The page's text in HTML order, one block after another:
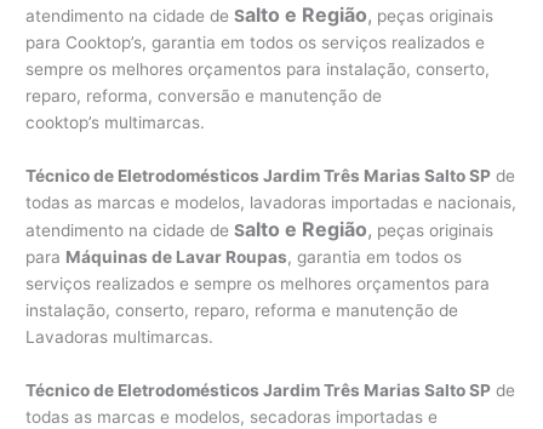
atendimento na cidade deSalto e Região, peças originais
para Cooktop’s, garantia em todos os serviços realizados e
sempre os melhores orçamentos para instalação, conserto,
reparo, reforma, conversão e manutenção de
cooktop’s multimarcas.
Técnico de Eletrodomésticos Jardim Três Marias Salto SP de
todas as marcas e modelos, lavadoras importadas e nacionais,
atendimento na cidade deSalto e Região, peças originais
para Máquinas de Lavar Roupas, garantia em todos os
serviços realizados e sempre os melhores orçamentos para
instalação, conserto, reparo, reforma e manutenção de
Lavadoras multimarcas.
Técnico de Eletrodomésticos Jardim Três Marias Salto SP de
todas as marcas e modelos, secadoras importadas e